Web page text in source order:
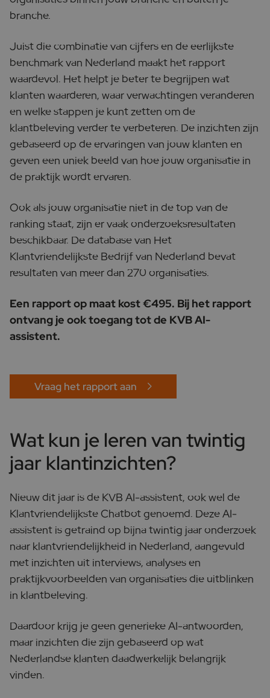
branche.
Juist die combinatie van cijfers en de eerlijkste
benchmark van Nederland maakt het rapport
waardevol. Het helpt je beter te begrijpen wat
klanten waarderen, waar verwachtingen veranderen
en welke stappen je kunt zetten om de
klantbeleving verder te verbeteren. De inzichten zijn
gebaseerd op de ervaringen van jouw klanten en
geven een uniek beeld van hoe jouw organisatie in
de praktijk wordt ervaren.
Ook als jouw organisatie niet in de top van de
ranking staat, zijn er vaak onderzoeksresultaten
beschikbaar. De database van Het
Klantvriendelijkste Bedrijf van Nederland bevat
resultaten van meer dan 270 organisaties.
Een rapport op maat kost €495. Bij het rapport
ontvang je ook toegang tot de KVB AI-
assistent.
Vraag het rapport aan
Wat kun je leren van twintig
jaar klantinzichten?
Nieuw dit jaar is de KVB AI-assistent, ook wel de
Klantvriendelijkste Chatbot genoemd. Deze AI-
assistent is getraind op bijna twintig jaar onderzoek
naar klantvriendelijkheid in Nederland, aangevuld
met inzichten uit interviews, analyses en
praktijkvoorbeelden van organisaties die uitblinken
in klantbeleving.
Daardoor krijg je geen generieke AI-antwoorden,
maar inzichten die zijn gebaseerd op wat
Nederlandse klanten daadwerkelijk belangrijk
vinden.